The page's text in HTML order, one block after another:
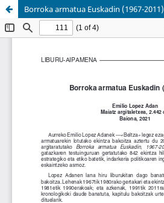
Borroka armatua Euskadin (1967-2011)